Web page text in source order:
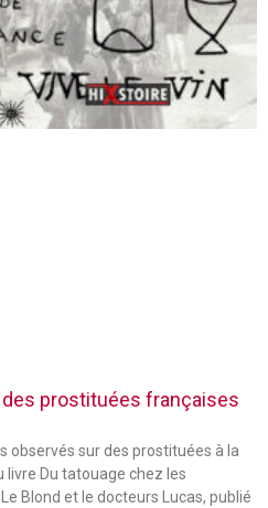
prostituées françaises
observés sur des prostituées à la
livre Du tatouage chez les
Blond et le docteurs Lucas, publié